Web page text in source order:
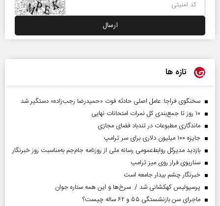
تازه ها
سخنگوی فراجا: عامل اصلی حادثه فوت «حمیدرضا رجب‌زاده» دستگیر شد
۱۰ روز تا جمع‌بندی کل نمرات امتحانات نهایی
ماندگاری مطبوعات در تندباد فضای مجازی
جایزه ۱۰۰ میلیون دلاری برای سر ترامپ
بازدید مدیرکل روابط‌عمومی رسانه ملی از روزنامه جام‌جم به‌مناسبت روز خبرنگار
سناریوی فرار روی میز ترامپ
خبرنگار چشم بیدار جامعه است
پرسپولیس کهکشانی شد / سرخ‌ها و این همه ستاره جوان
ماجرای سن بازنشستگی ۵۵ و ۶۲ ساله چیست؟